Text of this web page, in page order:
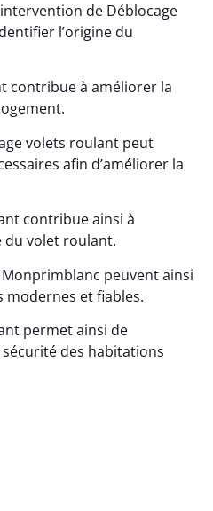
de Déblocage
l’origine du
contribue à améliorer la
volets roulant peut
afin d’améliorer la
contribue ainsi à
du volet roulant.
peuvent ainsi
modernes et fiables.
permet ainsi de
des habitations